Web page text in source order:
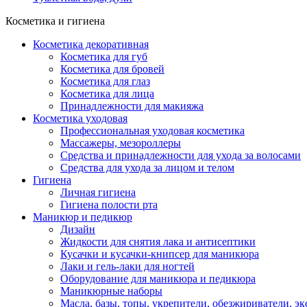
Косметика и гигиена
Косметика декоративная
Косметика для губ
Косметика для бровей
Косметика для глаз
Косметика для лица
Принадлежности для макияжа
Косметика уходовая
Профессиональная уходовая косметика
Массажеры, мезороллеры
Средства и принадлежности для ухода за волосами
Средства для ухода за лицом и телом
Гигиена
Личная гигиена
Гигиена полости рта
Маникюр и педикюр
Дизайн
Жидкости для снятия лака и антисептики
Кусачки и кусачки-книпсер для маникюра
Лаки и гель-лаки для ногтей
Оборудование для маникюра и педикюра
Маникюрные наборы
Масла, базы, топы, укрепители, обезжириватели,